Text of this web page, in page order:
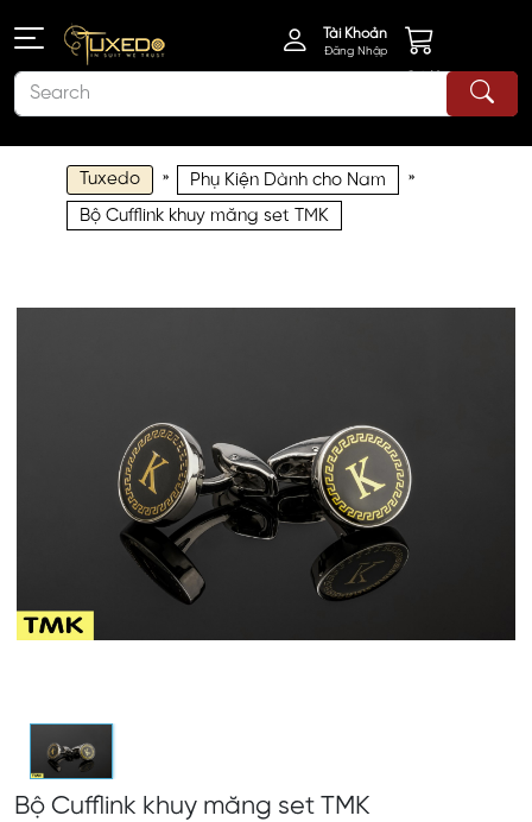
Tài Khoản
Đăng Nhập
Giỏ Hàng
Tuxedo » Phụ Kiện Dành cho Nam »
Bộ Cufflink khuy măng set TMK
Bộ Cufflink khuy măng set TMK